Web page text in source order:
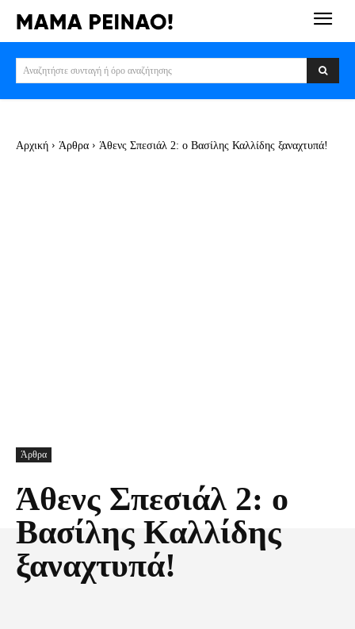
Αναζητήστε συνταγή ή όρο αναζήτησης
Αρχική Άρθρα Άθενς Σπεσιάλ 2: ο Βασίλης Καλλίδης ξαναχτυπά!
Άρθρα
Άθενς Σπεσιάλ 2: ο
Βασίλης Καλλίδης
ξαναχτυπά!